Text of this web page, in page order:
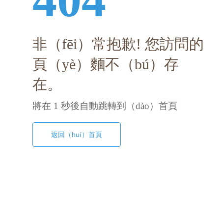
非（fēi）常抱歉! 您訪問的
頁（yè）麵不（bú）存
在。
將在 1 秒後自動跳轉到（dào）首頁
返回（huí）首頁